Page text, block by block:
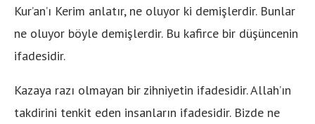
Kur’an’ı Kerim anlatır, ne oluyor ki demişlerdir. Bunlar
ne oluyor böyle demişlerdir. Bu kafirce bir düşüncenin
ifadesidir.
Kazaya razı olmayan bir zihniyetin ifadesidir. Allah’ın
takdirini tenkit eden insanların ifadesidir. Bizde ne